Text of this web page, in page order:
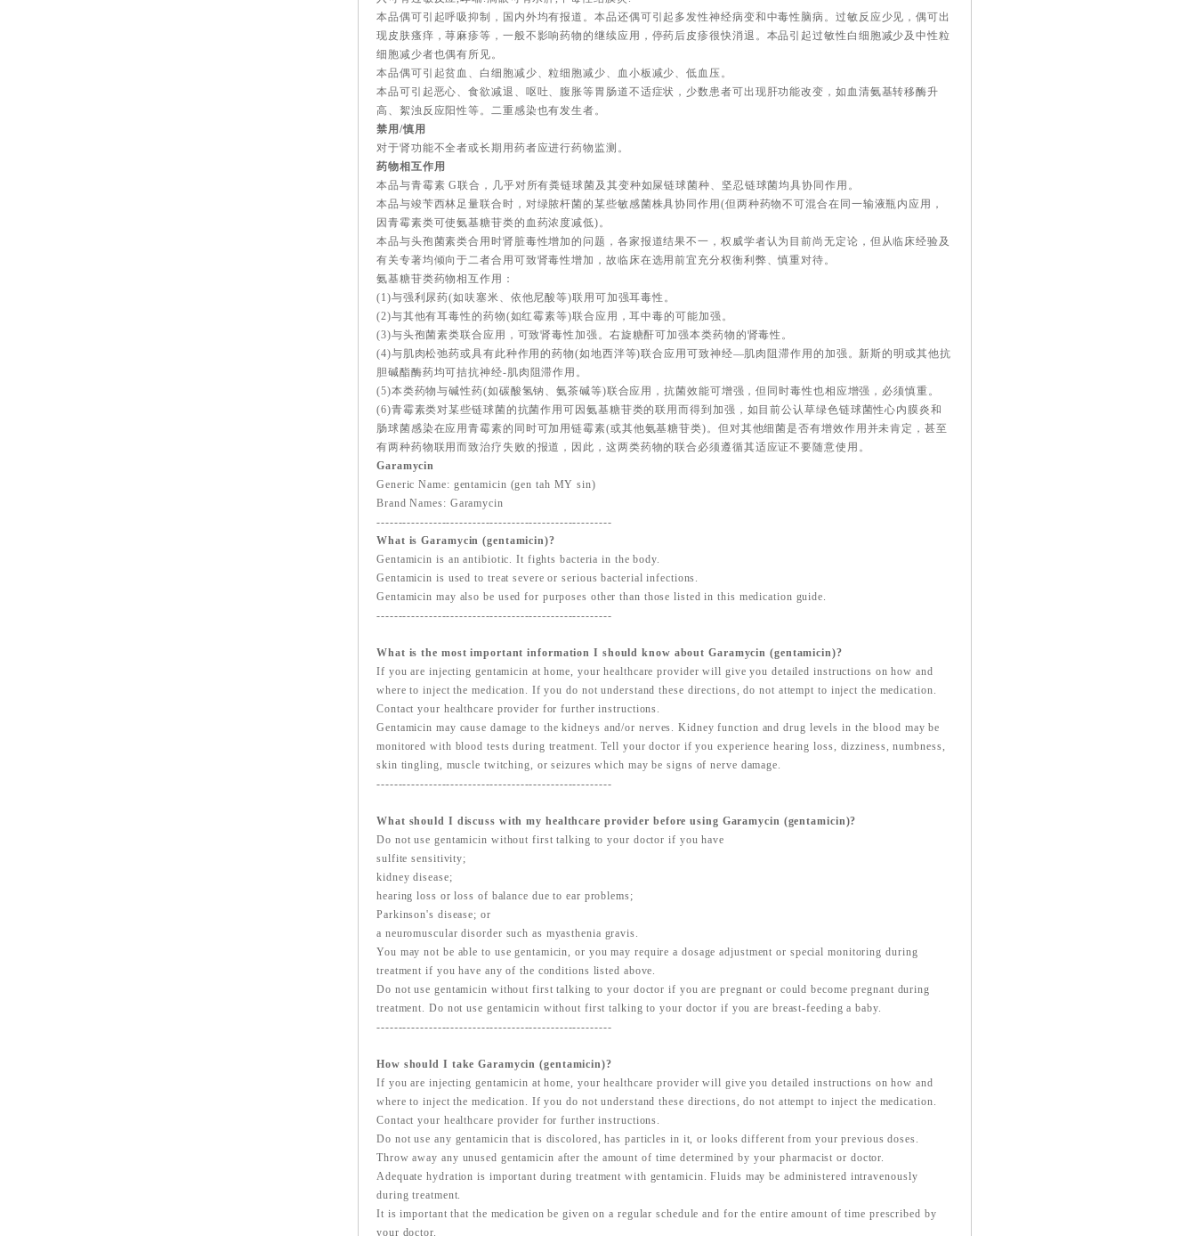
本品偶可引起呼吸抑制，国内外均有报道。本品还偶可引起多发性神经病变和中毒性脑病。过敏反应少见，偶可出
现皮肤瘙痒，荨麻疹等，一般不影响药物的继续应用，停药后皮疹很快消退。本品引起过敏性白细胞减少及中性粒
细胞减少者也偶有所见。
本品偶可引起贫血、白细胞减少、粒细胞减少、血小板减少、低血压。
本品可引起恶心、食欲减退、呕吐、腹胀等胃肠道不适症状，少数患者可出现肝功能改变，如血清氨基转移酶升
高、絮浊反应阳性等。二重感染也有发生者。
禁用/慎用
对于肾功能不全者或长期用药者应进行药物监测。
药物相互作用
本品与青霉素 G联合，几乎对所有粪链球菌及其变种如屎链球菌种、坚忍链球菌均具协同作用。
本品与竣苄西林足量联合时，对绿脓杆菌的某些敏感菌株具协同作用(但两种药物不可混合在同一输液瓶内应用，
因青霉素类可使氨基糖苷类的血药浓度减低)。
本品与头孢菌素类合用时肾脏毒性增加的问题，各家报道结果不一，权威学者认为目前尚无定论，但从临床经验及
有关专著均倾向于二者合用可致肾毒性增加，故临床在选用前宜充分权衡利弊、慎重对待。
氨基糖苷类药物相互作用：
(1)与强利尿药(如呋塞米、依他尼酸等)联用可加强耳毒性。
(2)与其他有耳毒性的药物(如红霉素等)联合应用，耳中毒的可能加强。
(3)与头孢菌素类联合应用，可致肾毒性加强。右旋糖酐可加强本类药物的肾毒性。
(4)与肌肉松弛药或具有此种作用的药物(如地西泮等)联合应用可致神经—肌肉阻滞作用的加强。新斯的明或其他抗
胆碱酯酶药均可拮抗神经-肌肉阻滞作用。
(5)本类药物与碱性药(如碳酸氢钠、氨茶碱等)联合应用，抗菌效能可增强，但同时毒性也相应增强，必须慎重。
(6)青霉素类对某些链球菌的抗菌作用可因氨基糖苷类的联用而得到加强，如目前公认草绿色链球菌性心内膜炎和
肠球菌感染在应用青霉素的同时可加用链霉素(或其他氨基糖苷类)。但对其他细菌是否有增效作用并未肯定，甚至
有两种药物联用而致治疗失败的报道，因此，这两类药物的联合必须遵循其适应证不要随意使用。
Garamycin
Generic Name: gentamicin (gen tah MY sin)
Brand Names: Garamycin
------------------------------------------------------
What is Garamycin (gentamicin)?
Gentamicin is an antibiotic. It fights bacteria in the body.
Gentamicin is used to treat severe or serious bacterial infections.
Gentamicin may also be used for purposes other than those listed in this medication guide.
------------------------------------------------------
What is the most important information I should know about Garamycin (gentamicin)?
If you are injecting gentamicin at home, your healthcare provider will give you detailed instructions on how and
where to inject the medication. If you do not understand these directions, do not attempt to inject the medication.
Contact your healthcare provider for further instructions.
Gentamicin may cause damage to the kidneys and/or nerves. Kidney function and drug levels in the blood may be
monitored with blood tests during treatment. Tell your doctor if you experience hearing loss, dizziness, numbness,
skin tingling, muscle twitching, or seizures which may be signs of nerve damage.
------------------------------------------------------
What should I discuss with my healthcare provider before using Garamycin (gentamicin)?
Do not use gentamicin without first talking to your doctor if you have
sulfite sensitivity;
kidney disease;
hearing loss or loss of balance due to ear problems;
Parkinson's disease; or
a neuromuscular disorder such as myasthenia gravis.
You may not be able to use gentamicin, or you may require a dosage adjustment or special monitoring during
treatment if you have any of the conditions listed above.
Do not use gentamicin without first talking to your doctor if you are pregnant or could become pregnant during
treatment. Do not use gentamicin without first talking to your doctor if you are breast-feeding a baby.
------------------------------------------------------
How should I take Garamycin (gentamicin)?
If you are injecting gentamicin at home, your healthcare provider will give you detailed instructions on how and
where to inject the medication. If you do not understand these directions, do not attempt to inject the medication.
Contact your healthcare provider for further instructions.
Do not use any gentamicin that is discolored, has particles in it, or looks different from your previous doses.
Throw away any unused gentamicin after the amount of time determined by your pharmacist or doctor.
Adequate hydration is important during treatment with gentamicin. Fluids may be administered intravenously
during treatment.
It is important that the medication be given on a regular schedule and for the entire amount of time prescribed by
your doctor.